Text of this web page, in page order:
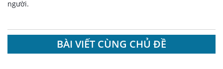
người.
BÀI VIẾT CÙNG CHỦ ĐỀ